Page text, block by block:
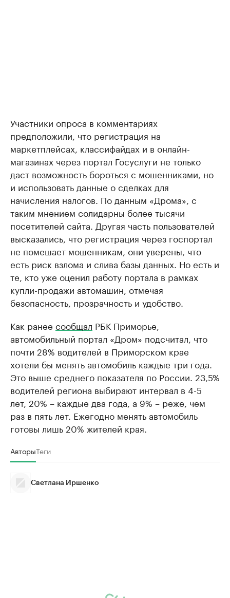
Участники опроса в комментариях
предположили, что регистрация на
маркетплейсах, классифайдах и в онлайн-
магазинах через портал Госуслуги не только
даст возможность бороться с мошенниками, но
и использовать данные о сделках для
начисления налогов. По данным «Дрома», с
таким мнением солидарны более тысячи
посетителей сайта. Другая часть пользователей
высказались, что регистрация через госпортал
не помешает мошенникам, они уверены, что
есть риск взлома и слива базы данных. Но есть и
те, кто уже оценил работу портала в рамках
купли-продажи автомашин, отмечая
безопасность, прозрачность и удобство.
Как ранее сообщал РБК Приморье,
автомобильный портал «Дром» подсчитал, что
почти 28% водителей в Приморском крае
хотели бы менять автомобиль каждые три года.
Это выше среднего показателя по России. 23,5%
водителей региона выбирают интервал в 4-5
лет, 20% – каждые два года, а 9% – реже, чем
раз в пять лет. Ежегодно менять автомобиль
готовы лишь 20% жителей края.
АвторыТеги
Светлана Иршенко